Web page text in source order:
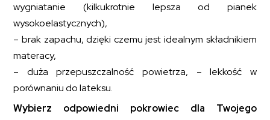
wygniatanie (kilkukrotnie lepsza od pianek
wysokoelastycznych),
– brak zapachu, dzięki czemu jest idealnym składnikiem
materacy,
– duża przepuszczalność powietrza, – lekkość w
porównaniu do lateksu.
Wybierz odpowiedni pokrowiec dla Twojego